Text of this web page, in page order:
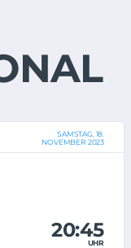
SAMSTAG, 18.
NOVEMBER 2023
20:45
UHR